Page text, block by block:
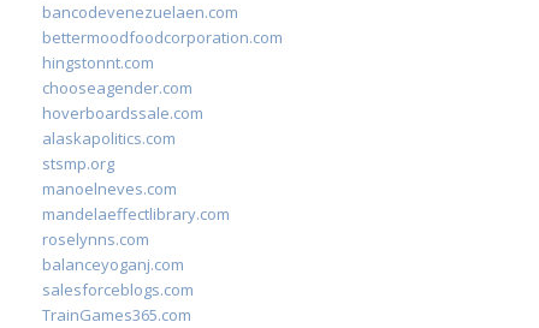
bancodevenezuelaen.com
bettermoodfoodcorporation.com
hingstonnt.com
chooseagender.com
hoverboardssale.com
alaskapolitics.com
stsmp.org
manoelneves.com
mandelaeffectlibrary.com
roselynns.com
balanceyoganj.com
salesforceblogs.com
TrainGames365.com